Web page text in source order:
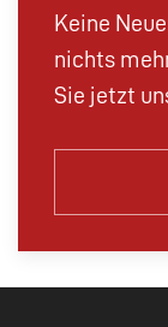
Keine
nichts
Sie jetzt